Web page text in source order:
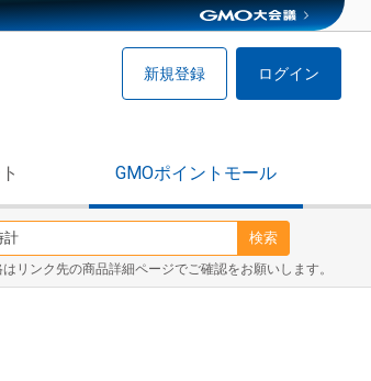
新規登録 ログイン
GMOポイントモール
検索
リンク先の商品詳細ページでご確認をお願いします。